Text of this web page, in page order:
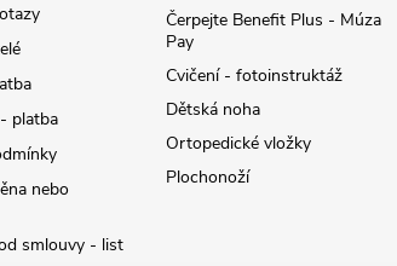
platba
nebo
smlouvy - list
Čerpejte Benefit Plus - Múza
Pay
Cvičení - fotoinstruktáž
Dětská noha
Ortopedické vložky
Plochonoží